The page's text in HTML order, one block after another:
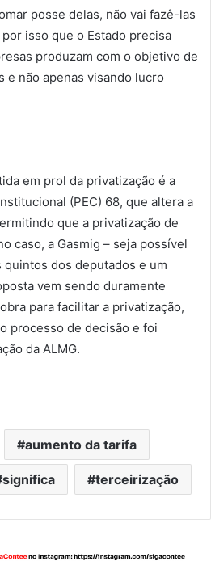
posse delas, não vai fazê-las
isso que o Estado precisa
produzam com o objetivo de
e não apenas visando lucro
em prol da privatização é a
(PEC) 68, que altera a
que a privatização de
caso, a Gasmig – seja possível
quintos dos deputados e um
vem sendo duramente
para facilitar a privatização,
processo de decisão e foi
da ALMG.
aumento da tarifa
significa terceirização